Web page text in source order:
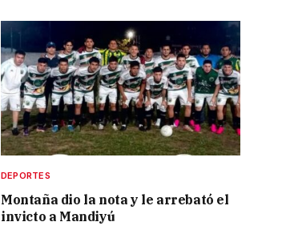
DEPORTES
Montaña dio la nota y le arrebató el
invicto a Mandiyú